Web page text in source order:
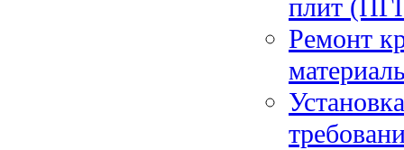
плит
Ремонт